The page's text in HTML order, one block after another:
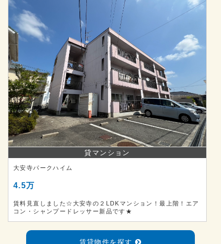
貸マンション
大安寺パークハイム
4.5万
賃料見直しました☆大安寺の２LDKマンション！最上階！エア
コン・シャンプードレッサー新品です★
賃貸物件を探す